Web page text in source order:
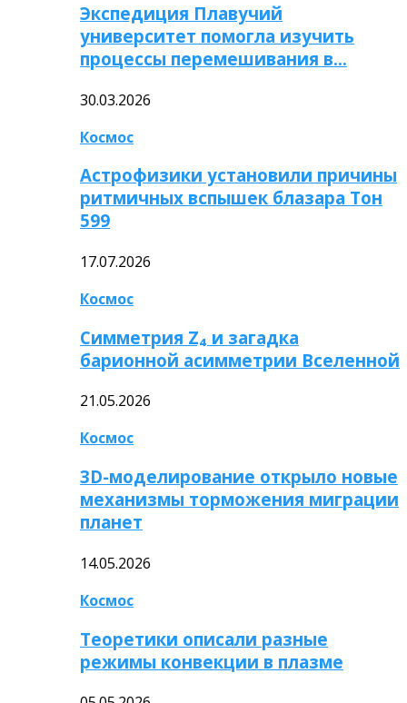
Экспедиция Плавучий
университет помогла изучить
процессы перемешивания в…
30.03.2026
Космос
Астрофизики установили причины
ритмичных вспышек блазара Тон
599
17.07.2026
Космос
Симметрия Z₄ и загадка
барионной асимметрии Вселенной
21.05.2026
Космос
3D-моделирование открыло новые
механизмы торможения миграции
планет
14.05.2026
Космос
Теоретики описали разные
режимы конвекции в плазме